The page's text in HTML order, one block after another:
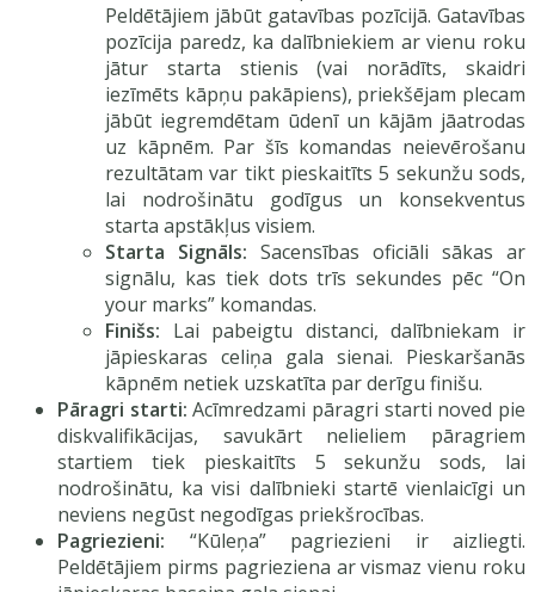
Peldētājiem jābūt gatavības pozīcijā. Gatavības
pozīcija paredz, ka dalībniekiem ar vienu roku
jātur starta stienis (vai norādīts, skaidri
iezīmēts kāpņu pakāpiens), priekšējam plecam
jābūt iegremdētam ūdenī un kājām jāatrodas
uz kāpnēm. Par šīs komandas neievērošanu
rezultātam var tikt pieskaitīts 5 sekunžu sods,
lai nodrošinātu godīgus un konsekventus
starta apstākļus visiem.
Starta Signāls: Sacensības oficiāli sākas ar
signālu, kas tiek dots trīs sekundes pēc “On
your marks” komandas.
Finišs: Lai pabeigtu distanci, dalībniekam ir
jāpieskaras celiņa gala sienai. Pieskaršanās
kāpnēm netiek uzskatīta par derīgu finišu.
Pāragri starti: Acīmredzami pāragri starti noved pie
diskvalifikācijas, savukārt nelieliem pāragriem
startiem tiek pieskaitīts 5 sekunžu sods, lai
nodrošinātu, ka visi dalībnieki startē vienlaicīgi un
neviens negūst negodīgas priekšrocības.
Pagriezieni: “Kūleņa” pagriezieni ir aizliegti.
Peldētājiem pirms pagrieziena ar vismaz vienu roku